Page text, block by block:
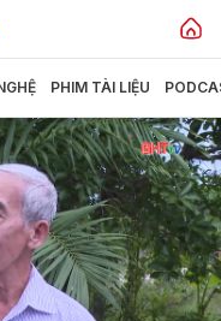
PHIM TÀI LIỆU